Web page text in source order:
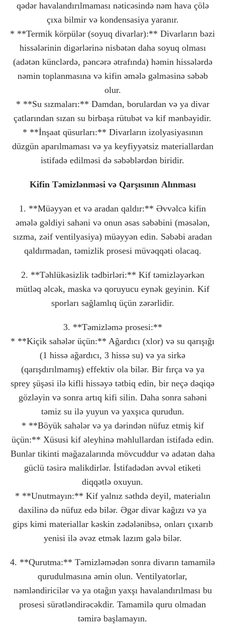
qədər havalandırılmaması nəticəsində nəm hava çölə
çıxa bilmir və kondensasiya yaranır.
* **Termik körpülər (soyuq divarlar):** Divarların bəzi
hissələrinin digərlərinə nisbətən daha soyuq olması
(adətən künclərdə, pəncərə ətrafında) həmin hissələrdə
nəmin toplanmasına və kifin əmələ gəlməsinə səbəb
olur.
* **Su sızmaları:** Damdan, borulardan və ya divar
çatlarından sızan su birbaşa rütubət və kif mənbəyidir.
* **İnşaat qüsurları:** Divarların izolyasiyasının
düzgün aparılmaması və ya keyfiyyətsiz materiallardan
istifadə edilməsi də səbəblərdən biridir.
Kifin Təmizlənməsi və Qarşısının Alınması
1. **Müəyyən et və aradan qaldır:** Əvvəlcə kifin
əmələ gəldiyi sahəni və onun əsas səbəbini (məsələn,
sızma, zəif ventilyasiya) müəyyən edin. Səbəbi aradan
qaldırmadan, təmizlik prosesi müvəqqəti olacaq.
2. **Təhlükəsizlik tədbirləri:** Kif təmizləyərkən
mütləq əlcək, maska və qoruyucu eynək geyinin. Kif
sporları sağlamlıq üçün zərərlidir.
3. **Təmizləmə prosesi:**
* **Kiçik sahələr üçün:** Ağardıcı (xlor) və su qarışığı
(1 hissə ağardıcı, 3 hissə su) və ya sirkə
(qarışdırılmamış) effektiv ola bilər. Bir fırça və ya
sprey şüşəsi ilə kifli hissəyə tətbiq edin, bir neçə dəqiqə
gözləyin və sonra artıq kifi silin. Daha sonra sahəni
təmiz su ilə yuyun və yaxşıca qurudun.
* **Böyük sahələr və ya dərindən nüfuz etmiş kif
üçün:** Xüsusi kif əleyhinə məhlullardan istifadə edin.
Bunlar tikinti mağazalarında mövcuddur və adətən daha
güclü təsirə malikdirlər. İstifadədən əvvəl etiketi
diqqətlə oxuyun.
* **Unutmayın:** Kif yalnız səthdə deyil, materialın
daxilinə də nüfuz edə bilər. Əgər divar kağızı və ya
gips kimi materiallar kəskin zədələnibsə, onları çıxarıb
yenisi ilə əvəz etmək lazım gələ bilər.
4. **Qurutma:** Təmizləmədən sonra divarın tamamilə
qurudulmasına əmin olun. Ventilyatorlar,
nəmləndiricilər və ya otağın yaxşı havalandırılması bu
prosesi sürətləndirəcəkdir. Tamamilə quru olmadan
təmirə başlamayın.